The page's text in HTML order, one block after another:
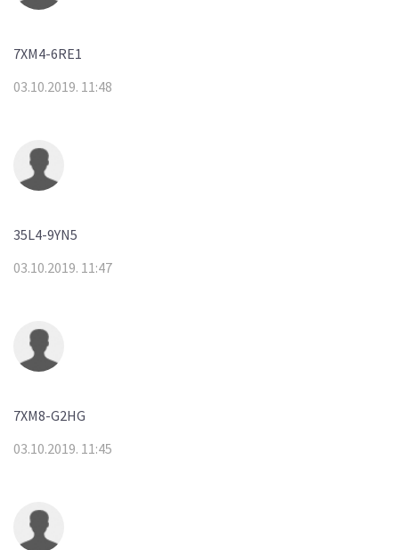
7XM4-6RE1
03.10.2019. 11:48
35L4-9YN5
03.10.2019. 11:47
7XM8-G2HG
03.10.2019. 11:45